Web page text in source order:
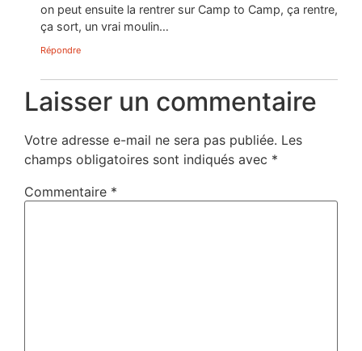
on peut ensuite la rentrer sur Camp to Camp, ça rentre,
ça sort, un vrai moulin…
Répondre
Laisser un commentaire
Votre adresse e-mail ne sera pas publiée. Les
champs obligatoires sont indiqués avec *
Commentaire *